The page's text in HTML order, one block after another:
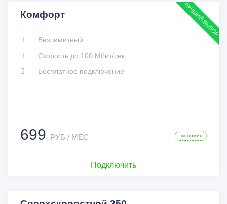
ЛУЧШИЙ ВЫБОР
Комфорт
Безлимитный
Скорость до 100 Мбит/сек
Бесплатное подключение
699 РУБ / МЕС экономия
Подключить